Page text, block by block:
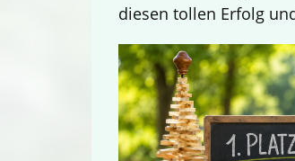
diesen tollen Erfolg